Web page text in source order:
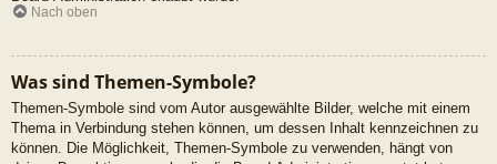
Nach oben
Was sind Themen-Symbole?
Themen-Symbole sind vom Autor ausgewählte Bilder, welche mit einem
Thema in Verbindung stehen können, um dessen Inhalt kennzeichnen zu
können. Die Möglichkeit, Themen-Symbole zu verwenden, hängt von